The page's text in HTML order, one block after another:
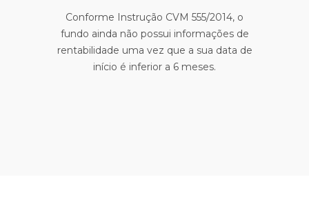
Conforme Instrução CVM 555/2014, o
fundo ainda não possui informações de
rentabilidade uma vez que a sua data de
início é inferior a 6 meses.